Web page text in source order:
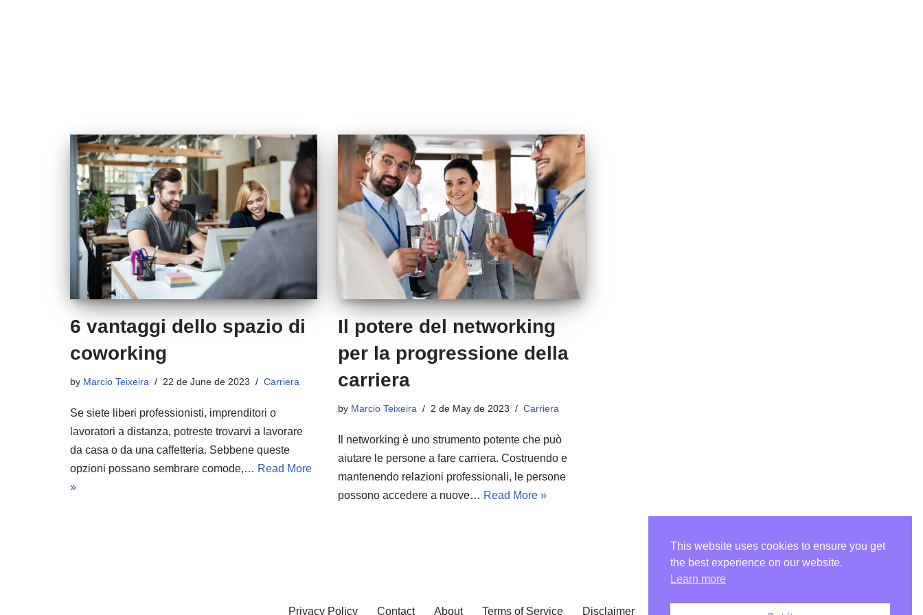
6 vantaggi dello spazio di
coworking
by Marcio Teixeira 22 de June de 2023 Carriera
Se siete liberi professionisti, imprenditori o
lavoratori a distanza, potreste trovarvi a lavorare
da casa o da una caffetteria. Sebbene queste
opzioni possano sembrare comode,… Read More
»
Il potere del networking
per la progressione della
carriera
by Marcio Teixeira 2 de May de 2023 Carriera
Il networking è uno strumento potente che può
aiutare le persone a fare carriera. Costruendo e
mantenendo relazioni professionali, le persone
possono accedere a nuove… Read More »
Privacy Policy Contact About Terms of Service Disclaimer
This website uses cookies to ensure you get
the best experience on our website.
Learn more